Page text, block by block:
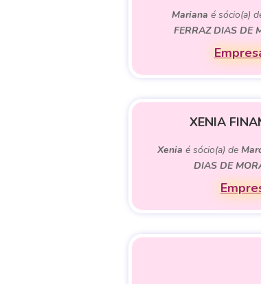
Mariana é sócio(a)
FERRAZ DIAS DE
XENIA
Xenia é sócio(a) de
DIAS DE